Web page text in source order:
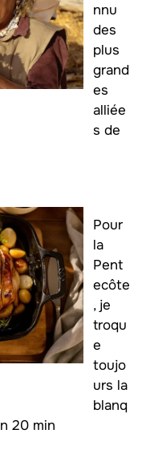
nnu
des
plus
grand
es
alliée
s de
Pour
la
Pent
ecôte
, je
troqu
e
toujo
urs la
blanq
20 min